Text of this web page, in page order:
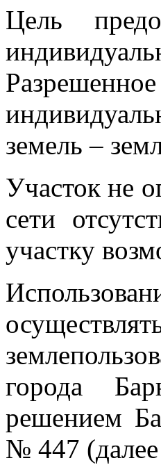
Цель
земель –
Участок не
сети
участку
города
решением
№ 447